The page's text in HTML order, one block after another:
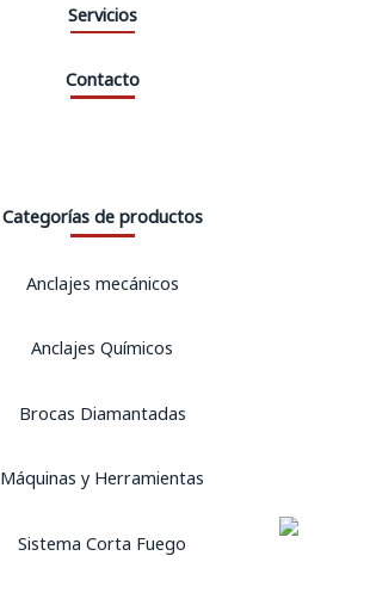
Servicios
Contacto
Categorías de productos
Anclajes mecánicos
Anclajes Químicos
Brocas Diamantadas
Máquinas y Herramientas
Sistema Corta Fuego